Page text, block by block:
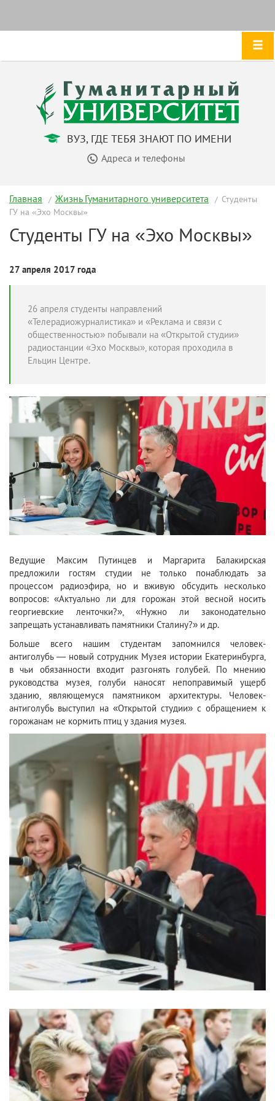
ВУЗ, ГДЕ ТЕБЯ ЗНАЮТ ПО ИМЕНИ
Адреса и телефоны
Главная Жизнь Гуманитарного университета
Студенты
ГУ на «Эхо Москвы»
Студенты ГУ на «Эхо Москвы»
27 апреля 2017 года
26 апреля студенты направлений
«Телерадиожурналистика» и «Реклама и связи с
общественностью» побывали на «Открытой студии»
радиостанции «Эхо Москвы», которая проходила в
Ельцин Центре.
Ведущие Максим Путинцев и Маргарита Балакирская
предложили гостям студии не только понаблюдать за
процессом радиоэфира, но и вживую обсудить несколько
вопросов: «Актуально ли для горожан этой весной носить
георгиевские ленточки?», «Нужно ли законодательно
запрещать устанавливать памятники Сталину?» и др.
Больше всего нашим студентам запомнился человек-
антиголубь — новый сотрудник Музея истории Екатеринбурга,
в чьи обязанности входит разгонять голубей. По мнению
руководства музея, голуби наносят непоправимый ущерб
зданию, являющемуся памятником архитектуры. Человек-
антиголубь выступил на «Открытой студии» с обращением к
горожанам не кормить птиц у здания музея.